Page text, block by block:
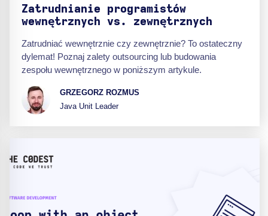
Zatrudnianie programistów
wewnętrznych vs. zewnętrznych
Zatrudniać wewnętrznie czy zewnętrznie? To ostateczny
dylemat! Poznaj zalety outsourcing lub budowania
zespołu wewnętrznego w poniższym artykule.
GRZEGORZ ROZMUS
Java Unit Leader